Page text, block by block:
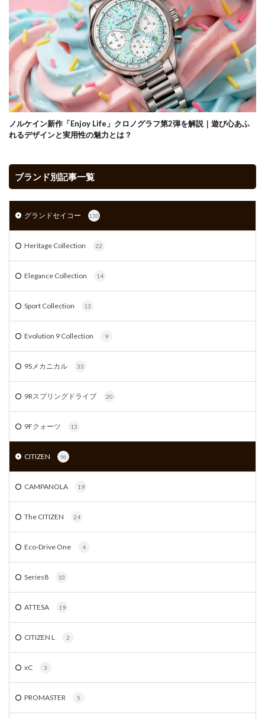
ノルケイン新作「Enjoy Life」クロノグラフ第2弾を解説｜遊び心あふ
れるデザインと実用性の魅力とは？
ブランド別記事一覧
グランドセイコー 130
Heritage Collection 22
Elegance Collection 14
Sport Collection 13
Evolution 9 Collection 9
9Sメカニカル 33
9Rスプリングドライブ 20
9Fクォーツ 13
CITIZEN 96
CAMPANOLA 19
The CITIZEN 24
Eco-Drive One 4
Series8 10
ATTESA 19
CITIZEN L 2
xC 3
PROMASTER 5